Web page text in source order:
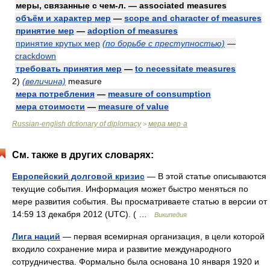
меры, связанные с чем-л. — associated measures
объём и характер мер — scope and character of measures
принятие мер — adoption of measures
принятие крутых мер (по борьбе с преступностью) —
crackdown
требовать принятия мер — to necessitate measures
2) (величина) measure
мера потребления — measure of consumption
мера стоимости — measure of value
Russian-english dctionary of diplomacy> мера мер·а
См. также в других словарях:
Европейский долговой кризис — В этой статье описываются
текущие события. Информация может быстро меняться по
мере развития события. Вы просматриваете статью в версии от
14:59 13 декабря 2012 (UTC). ( …
Википедия
Лига наций — первая всемирная организация, в цели которой
входило сохранение мира и развитие международного
сотрудничества. Формально была основана 10 января 1920 и